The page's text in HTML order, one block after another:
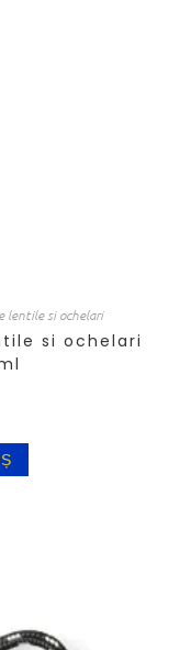
lentile si ochelari
si ochelari